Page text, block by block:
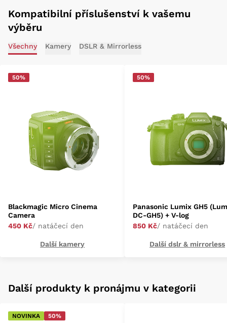
Kompatibilní příslušenství k vašemu
výběru
Všechny Kamery DSLR & Mirrorless
50%
Blackmagic Micro Cinema
Camera
450 Kč/ natáčecí den
Další kamery
50%
Panasonic Lumix GH5
DC-GH5) + V-log
850 Kč/ natáčecí den
Další dslr & mirrorless
Další produkty k pronájmu v kategorii
NOVINKA 50%